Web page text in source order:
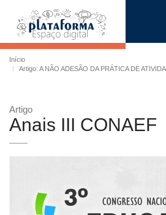
Início
Artigo: A NÃO ADESÃO DA PRÁTICA DE
Artigo
Anais III CONAEF